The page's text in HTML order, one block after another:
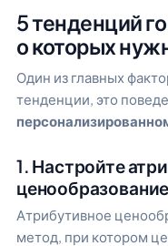
5 тенденций
о которых
Один из главных
тенденции, это
1. Настройте
ценообразование
Атрибутивное
метод, при котором